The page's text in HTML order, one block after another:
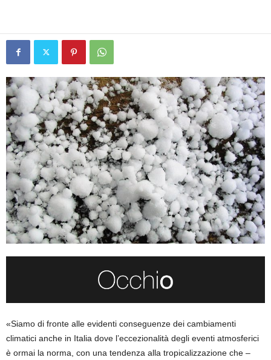
«Siamo di fronte alle evidenti conseguenze dei cambiamenti
climatici anche in Italia dove l’eccezionalità degli eventi atmosferici
è ormai la norma, con una tendenza alla tropicalizzazione che –